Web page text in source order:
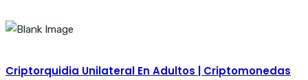
Criptorquidia Unilateral En Adultos | Criptomonedas